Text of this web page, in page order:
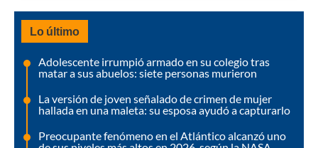
Lo último
Adolescente irrumpió armado en su colegio tras
matar a sus abuelos: siete personas murieron
La versión de joven señalado de crimen de mujer
hallada en una maleta: su esposa ayudó a capturarlo
Preocupante fenómeno en el Atlántico alcanzó uno